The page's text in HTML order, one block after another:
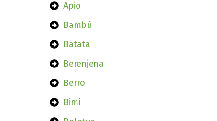
Apio
Bambú
Batata
Berenjena
Berro
Bimi